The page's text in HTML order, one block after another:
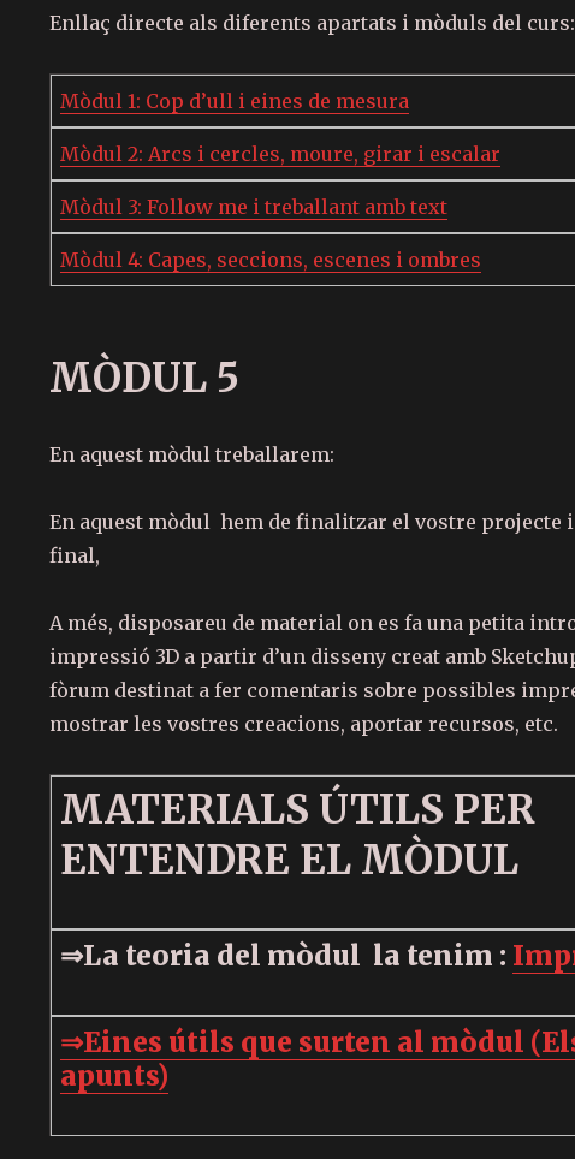
c
e
b
o
o
k
it
te
r
m
p
ar
te
ix
Enllaç directe als diferents apartats i mòduls del curs:
Mòdul 1: Cop d’ull i eines de mesura
Mòdul 2: Arcs i cercles, moure, girar i escalar
Mòdul 3: Follow me i treballant amb text
Mòdul 4: Capes, seccions, escenes i ombres
MÒDUL 5
En aquest mòdul treballarem:
En aquest mòdul hem de finalitzar el vostre projecte
final,
A més, disposareu de material on es fa una petita
impressió 3D a partir d’un disseny creat amb
fòrum destinat a fer comentaris sobre possibles
mostrar les vostres creacions, aportar recursos, etc.
MATERIALS ÚTILS PER
ENTENDRE EL MÒDUL
⇒La teoria del mòdul la tenim :
⇒Eines útils que surten al mòdul
apunts)